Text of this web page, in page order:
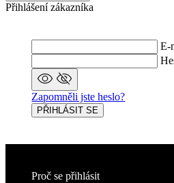
Přihlášení zákazníka
E-
Zapomněli jste heslo?
PŘIHLÁSIT SE
Proč se přihlásit